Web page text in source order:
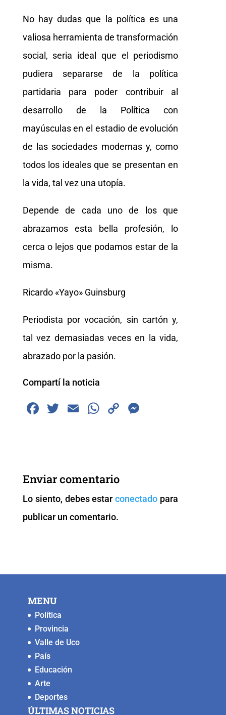
No hay dudas que la política es una
valiosa herramienta de transformación
social, seria ideal que el periodismo
pudiera separarse de la política
partidaria para poder contribuir al
desarrollo de la Política con
mayúsculas en el estadio de evolución
de las sociedades modernas y, como
todos los ideales que se presentan en
la vida, tal vez una utopía.
Depende de cada uno de los que
abrazamos esta bella profesión, lo
cerca o lejos que podamos estar de la
misma.
Ricardo «Yayo» Guinsburg
Periodista por vocación, sin cartón y,
tal vez demasiadas veces en la vida,
abrazado por la pasión.
Compartí la noticia
F
b
o
o
k
T
E
W
A
p
p
C
k
er
Enviar comentario
Lo siento, debes estarconectado para
publicar un comentario.
MENU
Política
Provincia
Valle de Uco
País
Educación
Arte
Deportes
ÚLTIMAS NOTICIAS